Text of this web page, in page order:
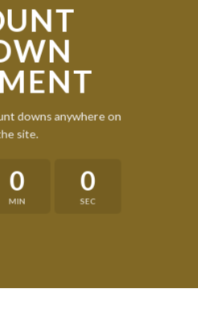
downs anywhere on
site.
0
MIN
0
SEC